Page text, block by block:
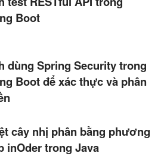
Boot
dùng Spring Security trong
Boot để xác thực và phân
cây nhị phân bằng phương
inOder trong Java